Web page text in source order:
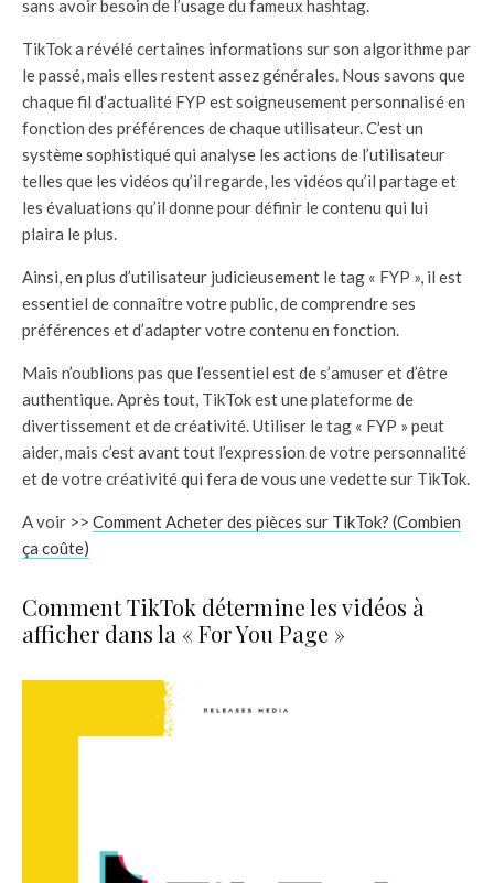
sans avoir besoin de l’usage du fameux hashtag.
TikTok a révélé certaines informations sur son algorithme par
le passé, mais elles restent assez générales. Nous savons que
chaque fil d’actualité FYP est soigneusement personnalisé en
fonction des préférences de chaque utilisateur. C’est un
système sophistiqué qui analyse les actions de l’utilisateur
telles que les vidéos qu’il regarde, les vidéos qu’il partage et
les évaluations qu’il donne pour définir le contenu qui lui
plaira le plus.
Ainsi, en plus d’utilisateur judicieusement le tag « FYP », il est
essentiel de connaître votre public, de comprendre ses
préférences et d’adapter votre contenu en fonction.
Mais n’oublions pas que l’essentiel est de s’amuser et d’être
authentique. Après tout, TikTok est une plateforme de
divertissement et de créativité. Utiliser le tag « FYP » peut
aider, mais c’est avant tout l’expression de votre personnalité
et de votre créativité qui fera de vous une vedette sur TikTok.
A voir >> Comment Acheter des pièces sur TikTok? (Combien
ça coûte)
Comment TikTok détermine les vidéos à
afficher dans la « For You Page »